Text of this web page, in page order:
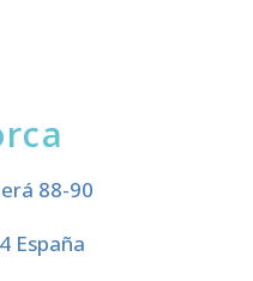
88-90
España